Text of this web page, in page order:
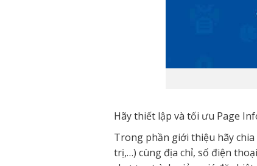
Hãy thiết lập và tối ưu Page
Trong phần giới thiệu hãy
trị,…) cùng địa chỉ, số điện